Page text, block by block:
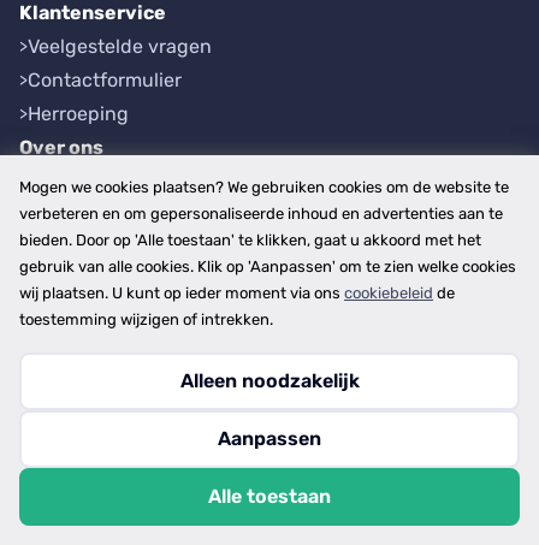
Klantenservice
Veelgestelde vragen
Contactformulier
Herroeping
Over ons
Bedrijfsgegevens
Werkwijze
Overzichten
Plaatsen
Provincies
Copyright © 2026
privacy- en cookiebeleid
Mogen we cookies plaatsen? We gebruiken cookies om de website te
verbeteren en om gepersonaliseerde inhoud en advertenties aan te
bieden. Door op 'Alle toestaan' te klikken, gaat u akkoord met het
gebruik van alle cookies. Klik op 'Aanpassen' om te zien welke cookies
wij plaatsen. U kunt op ieder moment via ons cookiebeleid de
toestemming wijzigen of intrekken.
Alleen noodzakelijk
Aanpassen
Alle toestaan